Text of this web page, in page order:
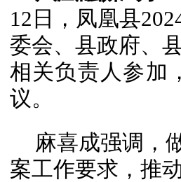
12日，凤凰县
委会、县政府、
相关负责人参加
议。
麻喜成强调，
案工作要求，推